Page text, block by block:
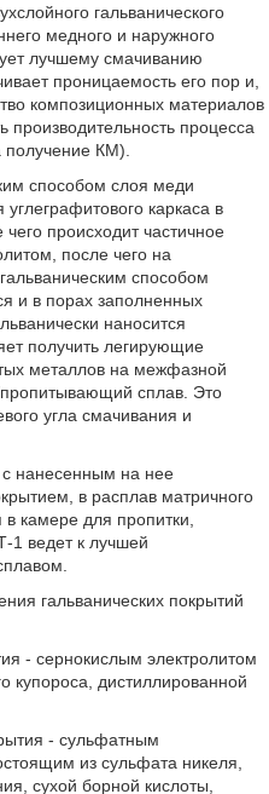
гальванического
медного и наружного
лучшему смачиванию
проницаемость его пор и,
композиционных материалов
производительность процесса
КМ).
способом слоя меди
каркаса в
происходит частичное
после чего на
способом
и в порах заполненных
наносится
получить легирующие
металлов на межфазной
пропитывающий сплав. Это
угла смачивания и
с нанесенным на нее
в расплав матричного
камере для пропитки,
1 ведет к лучшей
гальванических покрытий
- сернокислым электролитом
купороса, дистиллированной
- сульфатным
из сульфата никеля,
сухой борной кислоты,